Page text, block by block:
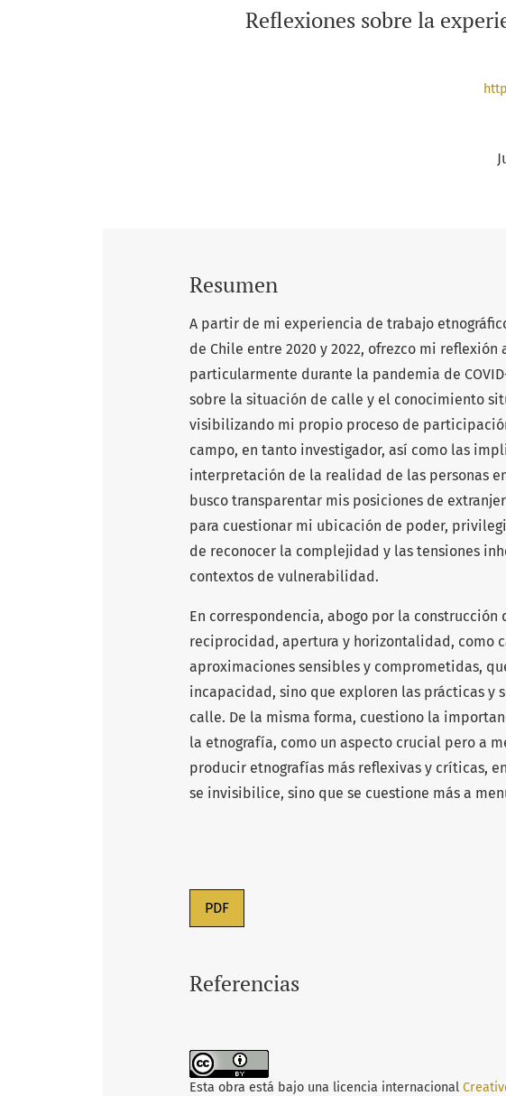
Reflexiones sobre la
Resumen
A partir de mi experiencia de trabajo
de Chile entre 2020 y 2022, ofrezco mi
particularmente durante la pandemia de
sobre la situación de calle y el conocimiento
visibilizando mi propio proceso de
campo, en tanto investigador, así como las
interpretación de la realidad de las personas
busco transparentar mis posiciones de
para cuestionar mi ubicación de poder,
de reconocer la complejidad y las tensiones
contextos de vulnerabilidad.
En correspondencia, abogo por la construcción
reciprocidad, apertura y horizontalidad, como
aproximaciones sensibles y comprometidas,
incapacidad, sino que exploren las prácticas y
calle. De la misma forma, cuestiono la
la etnografía, como un aspecto crucial pero a
producir etnografías más reflexivas y críticas,
se invisibilice, sino que se cuestione más a
PDF
Referencias
Esta obra está bajo una licencia internacional